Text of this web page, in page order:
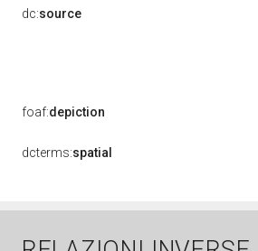
dc:source
foaf:depiction
dcterms:spatial